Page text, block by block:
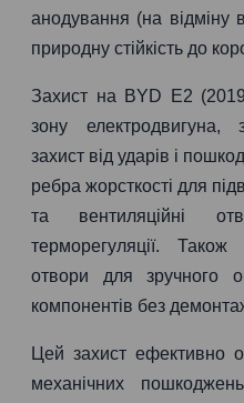
анодування (на відміну
природну стійкість до
Захист на BYD E2
зону електродвигуна,
захист від ударів і
ребра жорсткості для
та вентиляційні
терморегуляції. Також
отвори для зручного
компонентів без
Цей захист ефективно
механічних